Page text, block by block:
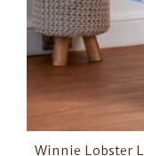
Winnie Lobster